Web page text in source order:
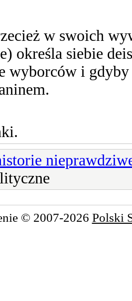
w swoich
określa siebie
wyborców i
© 2007-2026 Polski